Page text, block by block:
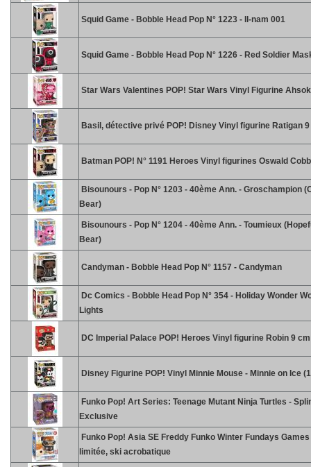
Squid Game - Bobble Head Pop N° 1223 - Il-nam 001
Squid Game - Bobble Head Pop N° 1226 - Red Soldier
Star Wars Valentines POP! Star Wars Vinyl Figurine
Basil, détective privé POP! Disney Vinyl figurine Ratigan
Batman POP! N° 1191 Heroes Vinyl figurines Oswald
Bisounours - Pop N° 1203 - 40ème Ann. - Groschampion
Bear)
Bisounours - Pop N° 1204 - 40ème Ann. - Toumieux
Bear)
Candyman - Bobble Head Pop N° 1157 - Candyman
Dc Comics - Bobble Head Pop N° 354 - Holiday Wonder
Lights
DC Imperial Palace POP! Heroes Vinyl figurine Robin 9 cm
Disney Figurine POP! Vinyl Minnie Mouse - Minnie on Ice
Funko Pop! Art Series: Teenage Mutant Ninja Turtles -
Exclusive
Funko Pop! Asia SE Freddy Funko Winter Fundays
limitée, ski acrobatique